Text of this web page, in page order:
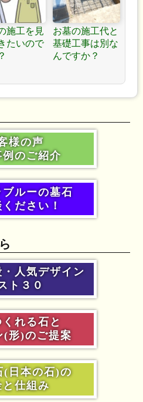
施工を見
たいので
お墓の施工代と
基礎工事は別な
んですか？
様の声
例のご紹介
ルーの墓石
ださい！
人気デザイン
ト３０
れる石と
(形)のご提案
(日本の石)の
と仕組み